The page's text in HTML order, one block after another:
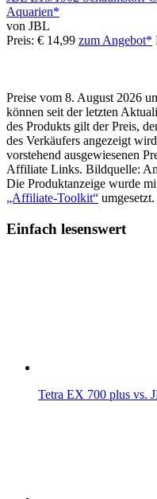
Aquarien*
von JBL
Preis: € 14,99 zum Angebot*
Preise vom 8. August 2026
können seit der letzten
des Produkts gilt der Preis,
des Verkäufers angezeigt
vorstehend ausgewiesenen
Affiliate Links. Bildquelle:
Die Produktanzeige wurde
„Affiliate-Toolkit“ umgesetzt.
Einfach lesenswert
Tetra EX 700 plus vs.